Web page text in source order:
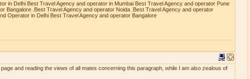
in Delhi Best Travel Agency and operator in Mumbai Best Travel Agency and operator Pune
Bangalore .Best Travel Agency and operator Noida .Best Travel Agency and operator
Operator in Delhi Best Travel Agency and operator Bangalore
and reading the views of all mates concerning this paragraph, while I am also zealous of